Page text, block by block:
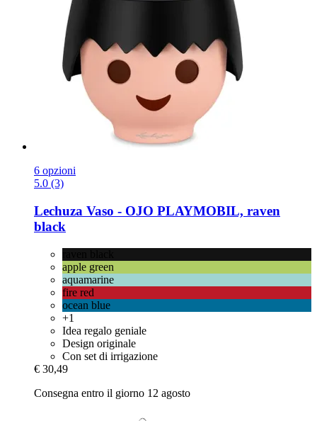
6 opzioni
5.0 (3)
Lechuza Vaso -​ OJO PLAYMOBIL, raven
black
apple green
aquamarine
fire red
ocean blue
+1
Idea regalo geniale
Design originale
Con set di irrigazione
€ 30,49
Consegna entro il giorno 12 agosto